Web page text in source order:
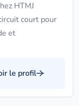
HTMJ
court pour
et
le profil